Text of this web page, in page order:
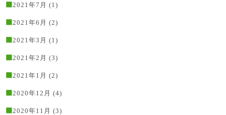
2021年7月 (1)
2021年6月 (2)
2021年3月 (1)
2021年2月 (3)
2021年1月 (2)
2020年12月 (4)
2020年11月 (3)